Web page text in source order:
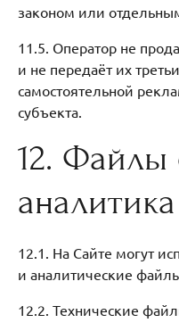
законом или
11.5. Оператор не
и не передаёт их
самостоятельной
субъекта.
12. Файлы
аналитика
12.1. На Сайте могут
и аналитические
12.2. Технические